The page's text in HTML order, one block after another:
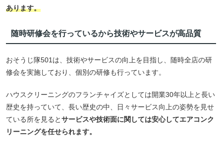
あります。
随時研修会を行っているから技術やサービスが高品質
おそうじ隊501は、技術やサービスの向上を目指し、随時全店の研
修会を実施しており、個別の研修も行っています。
ハウスクリーニングのフランチャイズとしては開業30年以上と長い
歴史を持っていて、長い歴史の中、日々サービス向上の姿勢を見せ
ている所を見るとサービスや技術面に関しては安心してエアコンク
リーニングを任せられます。